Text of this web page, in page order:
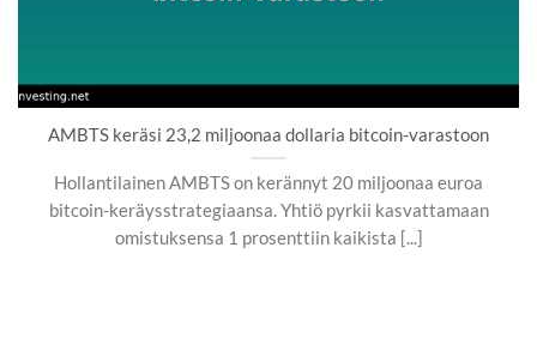
AMBTS keräsi 23,2 miljoonaa dollaria bitcoin-varastoon
Hollantilainen AMBTS on kerännyt 20 miljoonaa euroa
bitcoin-keräysstrategiaansa. Yhtiö pyrkii kasvattamaan
omistuksensa 1 prosenttiin kaikista [...]